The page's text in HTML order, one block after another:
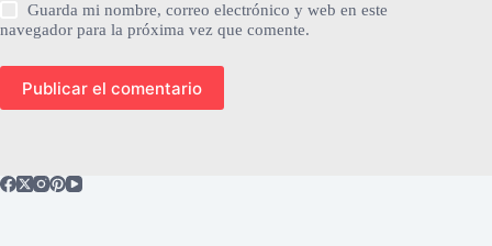
Guarda mi nombre, correo electrónico y web en este
navegador para la próxima vez que comente.
Publicar el comentario